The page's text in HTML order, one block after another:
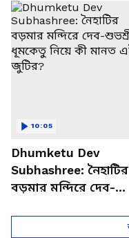
Dhumketu Dev
Subhashree: নৈহাটির
বড়মার মন্দিরে দেব-
10:05